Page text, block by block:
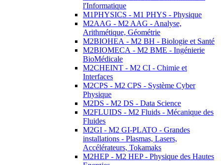
l'Informatique
M1PHYSICS - M1 PHYS - Physique
M2AAG - M2 AAG - Analyse,
Arithmétique, Géométrie
M2BIOHEA - M2 BH - Biologie et Santé
M2BIOMECA - M2 BME - Ingénierie
BioMédicale
M2CHEINT - M2 CI - Chimie et
Interfaces
M2CPS - M2 CPS - Système Cyber
Physique
M2DS - M2 DS - Data Science
M2FLUIDS - M2 Fluids - Mécanique des
Fluides
M2GI - M2 GI-PLATO - Grandes
installations - Plasmas, Lasers,
Accélérateurs, Tokamaks
M2HEP - M2 HEP - Physique des Hautes